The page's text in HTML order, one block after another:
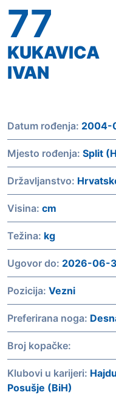
77
KUKAVICA
IVAN
Datum rođenja: 2004-
Mjesto rođenja: Split
Državljanstvo:
Visina: cm
Težina: kg
Ugovor do: 2026-06-
Pozicija: Vezni
Preferirana noga:
Broj kopačke:
Klubovi u karijeri:
Posušje (BiH)